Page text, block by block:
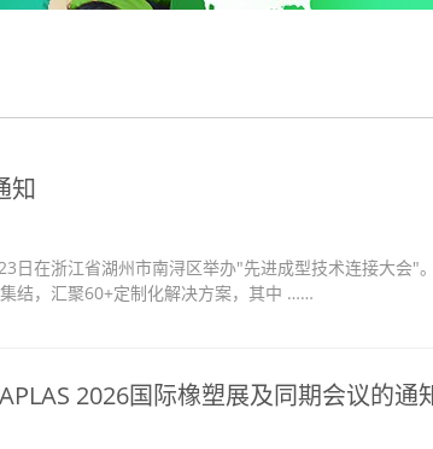
知
日在浙江省湖州市南浔区举办"先进成型技术连接大会"
结，汇聚60+定制化解决方案，其中 ……
2026国际橡塑展及同期会议的通